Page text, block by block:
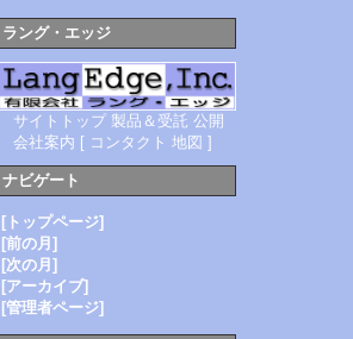
ラング・エッジ
サイトトップ 製品＆受託 公開
会社案内 [ コンタクト 地図 ]
ナビゲート
[トップページ]
[前の月]
[次の月]
[アーカイブ]
[管理者ページ]